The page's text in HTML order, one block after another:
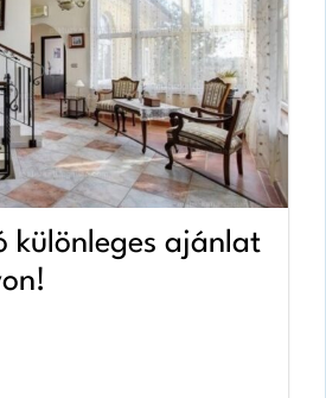
különleges ajánlat